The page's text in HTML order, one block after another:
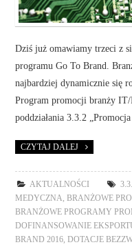
Dziś już omawiamy trzeci z
programu Go To Brand.
najbardziej dynamicznie się
Program promocji branży IT/
poddziałania 3.3.2 „Promocja
CZYTAJ DALEJ
AKTUALNOŚCI
MEDYCZNA ,BRANŻOWE
BRANŻOWE PROGRAMY
DOFINANSOWANIE
BRAND 2016 ,DOTACJE